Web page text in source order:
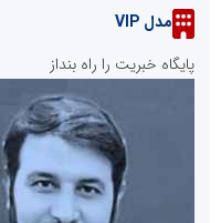
مدل VIP
پایگاه خبریت را راه بنداز